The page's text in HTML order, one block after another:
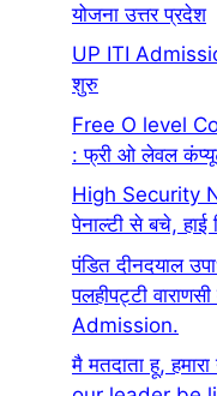
योजना उत्तर प्रदेश
UP ITI
शुरु
Free O level
: फ्री ओ लेवल
High Security
पेनाल्टी से बचे, हाई
पंडित दीनदयाल
पलहीपट्टी
Admission.
मै मतदाता हू,